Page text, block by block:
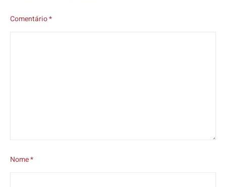
Comentário*
Nome*